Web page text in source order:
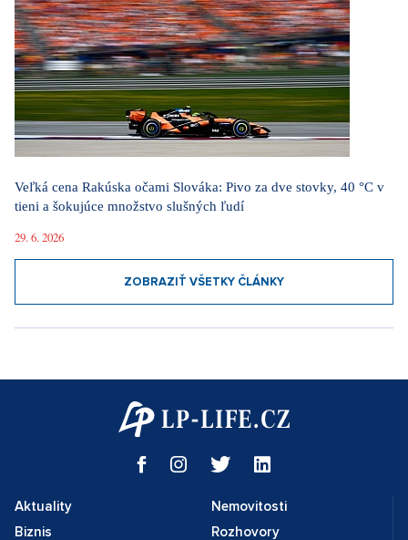
Veľká cena Rakúska očami Slováka: Pivo za dve stovky, 40 °C v
tieni a šokujúce množstvo slušných ľudí
29. 6. 2026
ZOBRAZIŤ VŠETKY ČLÁNKY
Aktuality
Biznis
Nemovitosti
Rozhovory